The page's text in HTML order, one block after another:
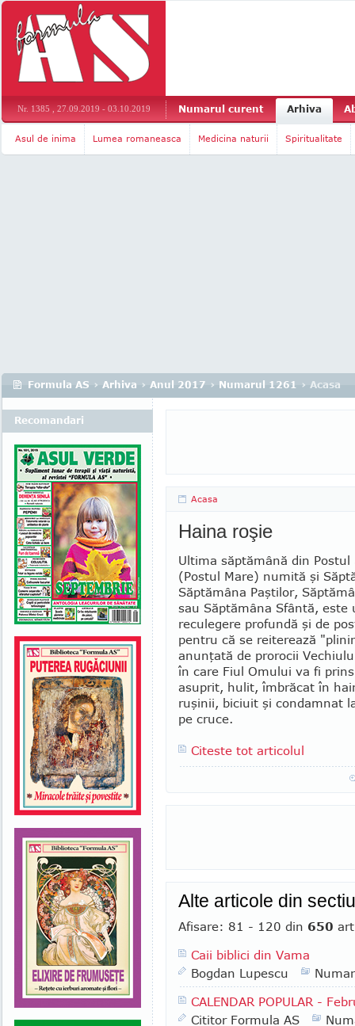
Nr. 1385 , 27.09.2019 - 03.10.2019 Numarul curent Arhiva
Asul de inima Lumea romaneasca Medicina naturii Spiritualitate
Formula AS › Arhiva › Anul 2017 › Numarul 1261 › Acasa
Acasa
Haina roşie
Ultima săptămână din Postul
(Postul Mare) numită şi
Săptămâna Paştilor,
sau Săptămâna Sfântă, este
reculegere profundă şi de
pen­tru că se reiterează
anunţată de prorocii
în care Fiul Omului va fi
asuprit, hulit, îmbrăcat în
ruşinii, biciuit şi condamnat
pe cruce.
Citeste tot articolul
Alte articole din
Afisare: 81 - 120 din 650
Caii biblici din Vama
Bogdan Lupescu
CALENDAR POPULAR -
Cititor Formula AS
Recomandari